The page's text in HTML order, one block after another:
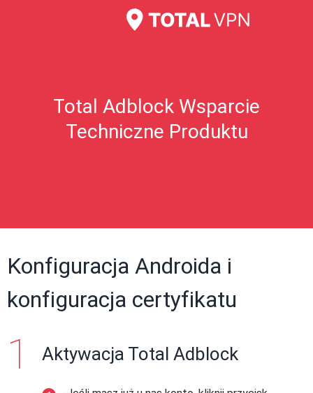
Total Adblock Wsparcie
Techniczne Produktu
Konfiguracja Androida i
konfiguracja certyfikatu
Aktywacja Total Adblock